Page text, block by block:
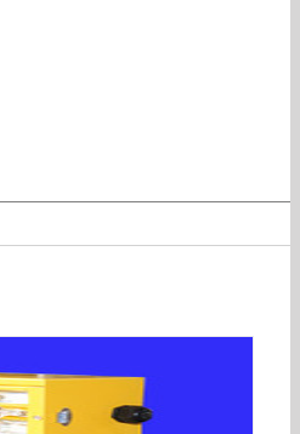
固化机/小型uv固化机/便